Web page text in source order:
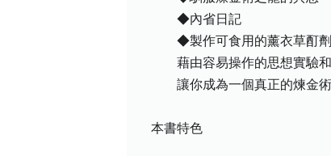
◆內省日記
◆製作可食用的薰衣草酊
藉由容易操作的思想實驗和
讓你成為一個真正的煉金術
本書特色